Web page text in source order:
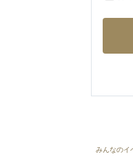
みんなのイ